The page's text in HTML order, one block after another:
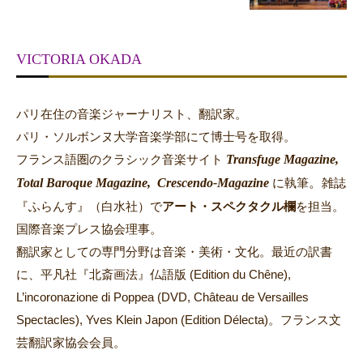
VICTORIA OKADA
パリ在住の音楽ジャーナリスト、翻訳家。
パリ・ソルボンヌ大学音楽学部にて博士号を取得。
フランス語圏のクラシック音楽サイト Transfuge Magazine,
Total Baroque Magazine, Crescendo-Magazine に執筆。 雑誌
『ふらんす』（白水社）でアート・スペクタクル欄を担当。
国際音楽プレス協会理事。
翻訳家としての専門分野は音楽・美術・文化。最近の訳書
に、平凡社『北斎画法』仏語版 (Edition du Chêne),
L’incoronazione di Poppea (DVD, Château de Versailles
Spectacles), Yves Klein Japon (Edition Délecta)。フランス文
芸翻訳家協会会員。